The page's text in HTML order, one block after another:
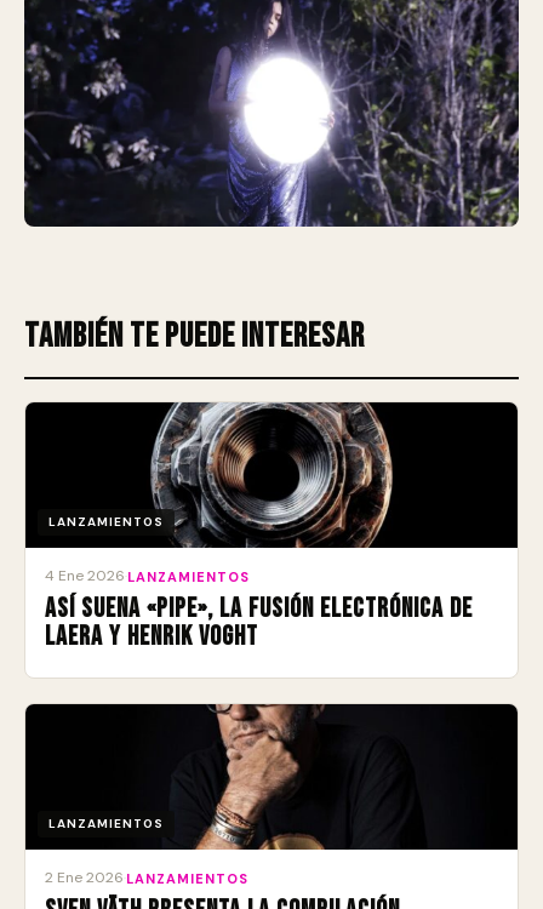
También te puede interesar
LANZAMIENTOS
4 Ene 2026 LANZAMIENTOS
Así suena «Pipe», la fusión electrónica de
Laera y Henrik Voght
LANZAMIENTOS
2 Ene 2026 LANZAMIENTOS